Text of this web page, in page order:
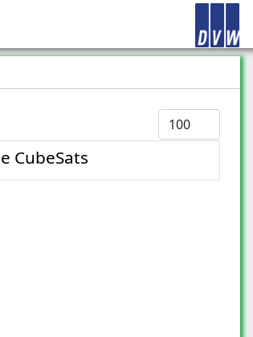
Anzeige #
CubeSats